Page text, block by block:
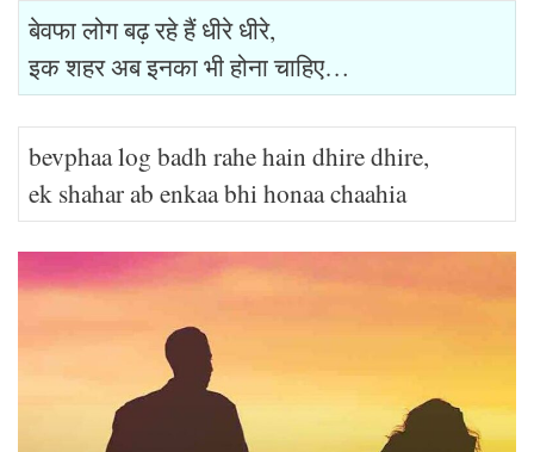
बेवफा लोग बढ़ रहे हैं धीरे धीरे,
इक शहर अब इनका भी होना चाहिए…
bevphaa log badh rahe hain dhire dhire,
ek shahar ab enkaa bhi honaa chaahia